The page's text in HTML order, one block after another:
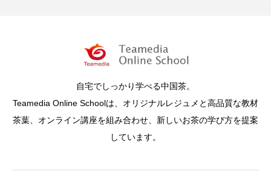
自宅でしっかり学べる中国茶。
Teamedia Online Schoolは、オリジナルレジュメと高品質な教材
茶葉、オンライン講座を組み合わせ、新しいお茶の学び方を提案
しています。